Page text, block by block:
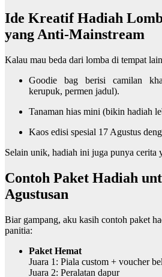
Ide Kreatif Hadiah
yang Anti-Mainstream
Kalau mau beda dari lomba di tempat
Goodie bag berisi camilan
kerupuk, permen jadul).
Tanaman hias mini (bikin hadiah
Kaos edisi spesial 17 Agustus
Selain unik, hadiah ini juga punya cerita
Contoh Paket Hadiah
Agustusan
Biar gampang, aku kasih contoh paket
panitia:
Paket Hemat
Juara 1: Piala custom + voucher
Juara 2: Peralatan dapur